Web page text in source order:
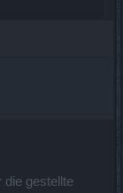
die gestellte